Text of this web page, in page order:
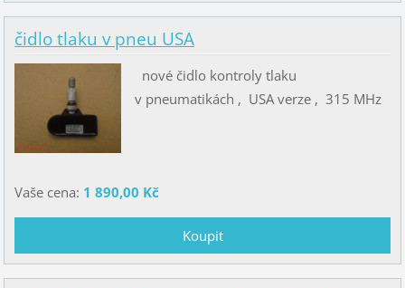
čidlo tlaku v pneu USA
nové čidlo kontroly tlaku
v pneumatikách , USA verze , 315 MHz
Vaše cena: 1 890,00 Kč